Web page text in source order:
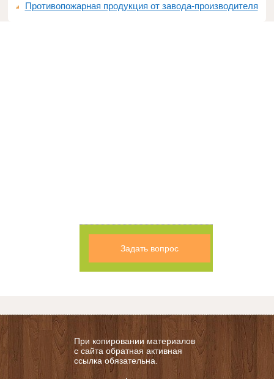
Противопожарная продукция от завода-производителя
Задать вопрос
При копировании материалов
с сайта обратная активная
ссылка обязательна.